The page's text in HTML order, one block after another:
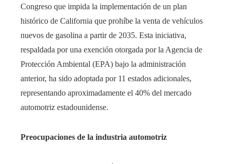
Congreso que impida la implementación de un plan
histórico de California que prohíbe la venta de vehículos
nuevos de gasolina a partir de 2035. Esta iniciativa,
respaldada por una exención otorgada por la Agencia de
Protección Ambiental (EPA) bajo la administración
anterior, ha sido adoptada por 11 estados adicionales,
representando aproximadamente el 40% del mercado
automotriz estadounidense.​
Preocupaciones de la industria automotriz